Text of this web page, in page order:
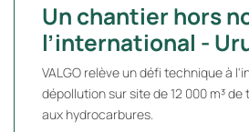
Un chantier hors
l’international -
VALGO relève un défi technique à
dépollution sur site de 12 000 m³
aux hydrocarbures.